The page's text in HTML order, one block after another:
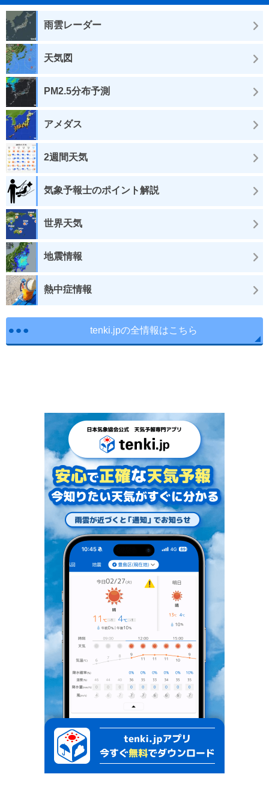
雨雲レーダー
天気図
PM2.5分布予測
アメダス
2週間天気
気象予報士のポイント解説
世界天気
地震情報
熱中症情報
tenki.jpの全情報はこちら